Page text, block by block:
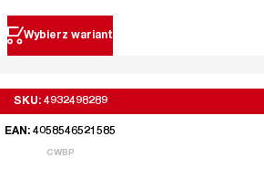
Wybierz wariant
SKU: 4932498289
EAN: 4058546521585
CWBP